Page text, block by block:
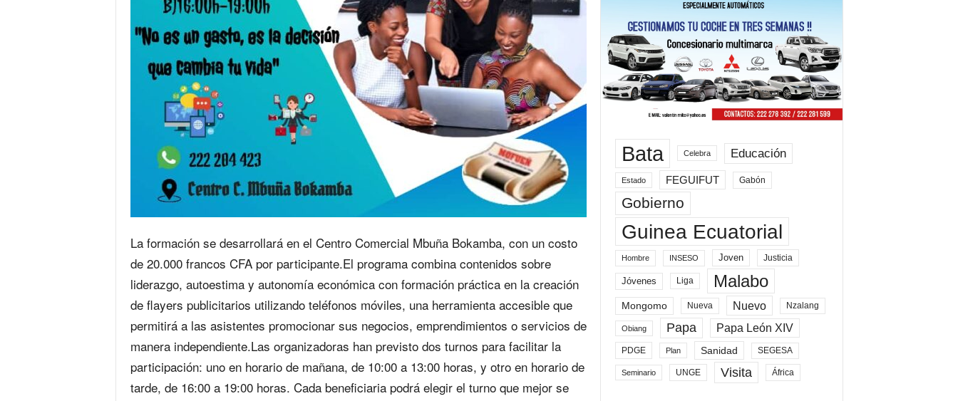
La formación se desarrollará en el Centro Comercial Mbuña Bokamba, con un costo
de 20.000 francos CFA por participante.El programa combina contenidos sobre
liderazgo, autoestima y autonomía económica con formación práctica en la creación
de flayers publicitarios utilizando teléfonos móviles, una herramienta accesible que
permitirá a las asistentes promocionar sus negocios, emprendimientos o servicios de
manera independiente.Las organizadoras han previsto dos turnos para facilitar la
participación: uno en horario de mañana, de 10:00 a 13:00 horas, y otro en horario de
tarde, de 16:00 a 19:00 horas. Cada beneficiaria podrá elegir el turno que mejor se
Bata Celebra Educación
Estado FEGUIFUT Gabón
Gobierno
Guinea Ecuatorial
Hombre INSESO Joven Justicia
Jóvenes Liga Malabo
Mongomo Nueva Nuevo Nzalang
Obiang Papa Papa León XIV
PDGE Plan Sanidad SEGESA
Seminario UNGE Visita África